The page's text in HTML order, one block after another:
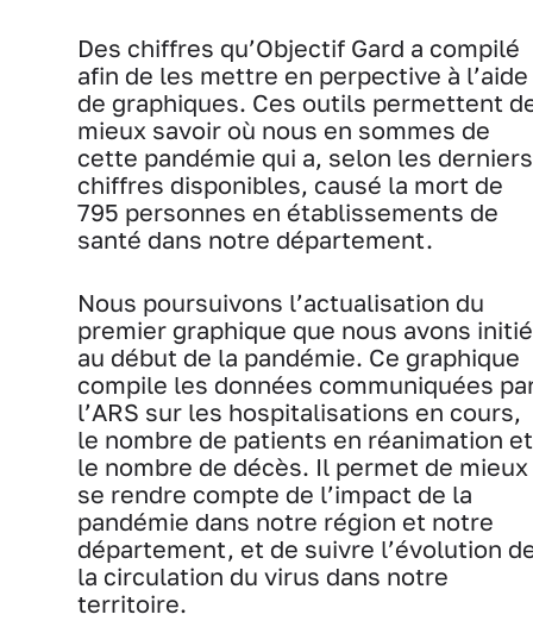
Des chiffres qu’Objectif Gard a compilé
afin de les mettre en perpective à l’aide
de graphiques. Ces outils permettent
mieux savoir où nous en sommes de
cette pandémie qui a, selon les derniers
chiffres disponibles, causé la mort de
795 personnes en établissements de
santé dans notre département.
Nous poursuivons l’actualisation du
premier graphique que nous avons initié
au début de la pandémie. Ce graphique
compile les données communiquées
l’ARS sur les hospitalisations en cours,
le nombre de patients en réanimation et
le nombre de décès. Il permet de mieux
se rendre compte de l’impact de la
pandémie dans notre région et notre
département, et de suivre l’évolution
la circulation du virus dans notre
territoire.